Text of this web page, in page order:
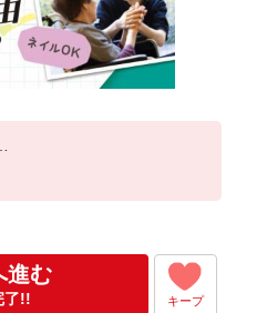
ップ！
進む
了!! キープ